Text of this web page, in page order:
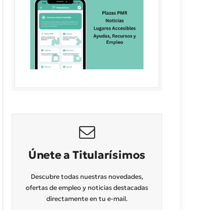
Únete a Titularísimos
Descubre todas nuestras novedades,
ofertas de empleo y noticias destacadas
directamente en tu e-mail.